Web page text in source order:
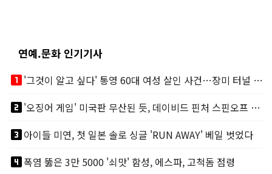
연예.문화 인기기사
looks_one
'그것이 알고 싶다' 통영 60대 여성 살인 사건…장미 터널 아래 킬러, 누구냐 넌?
looks_two
'오징어 게임' 미국판 무산된 듯, 데이비드 핀처 스핀오프 철회
looks_3아이들 미연, 첫 일본 솔로 싱글 'RUN AWAY' 베일 벗었다
looks_4폭염 뚫은 3만 5000 '쇠맛' 함성, 에스파, 고척돔 점령